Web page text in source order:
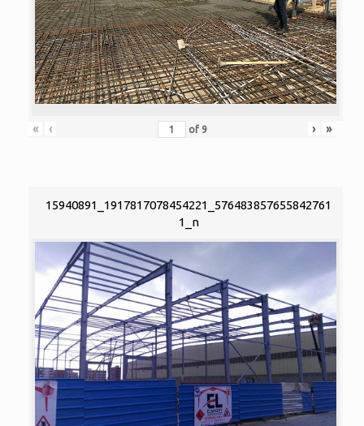
« ‹ of 9 › »
15940891_1917817078454221_576483857655842761
1_n